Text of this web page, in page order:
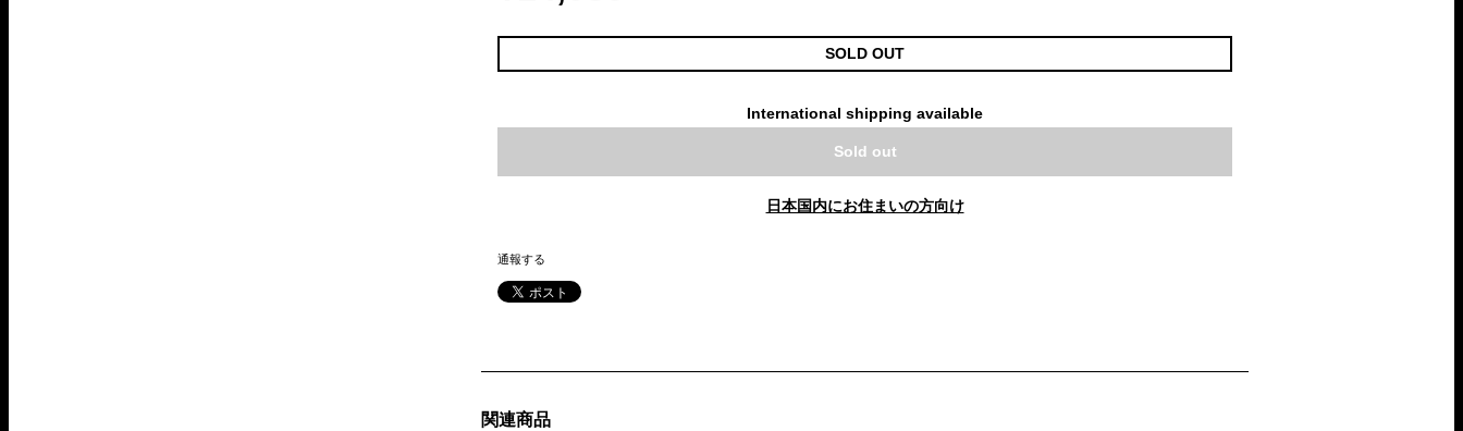
SOLD OUT
International shipping available
Sold out
日本国内にお住まいの方向け
通報する
関連商品